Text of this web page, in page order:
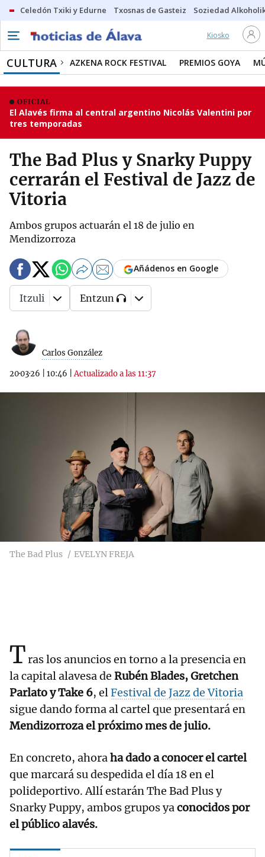
Celedón Txiki y Edurne Txosnas de Gasteiz Soziedad
Kiosko
CULTURA AZKENA ROCK FESTIVAL PREMIOS GOYA
OFICIAL
El Alavés firma al central argentino Nicolás Valentini por
tres temporadas
The Bad Plus y Snarky Puppy
cerrarán el Festival de Jazz de
Vitoria
Ambos grupos actuarán el 18 de julio en
Mendizorroza
Carlos González
20·03·26 10:46 |Actualizado a las 11:37
Añádenos en Google
Itzuli Entzun
The Bad Plus EVELYN FREJA
Tras los anuncios en torno a la presencia en
la capital alavesa de Rubén Blades, Gretchen
Parlato y Take 6, elFestival de Jazz de Vitoria
sigue dando forma al cartel que presentará en
Mendizorroza el próximo mes de julio.
En concreto, ahoraha dado a conocer el cartel
que marcará su despedida el día 18 en el
polideportivo. Allí estarán The Bad Plus y
Snarky Puppy, ambos grupos yaconocidos por
el público alavés.